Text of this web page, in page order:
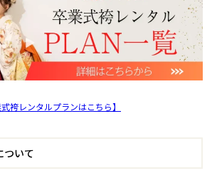
袴レンタルプランはこちら】
ついて